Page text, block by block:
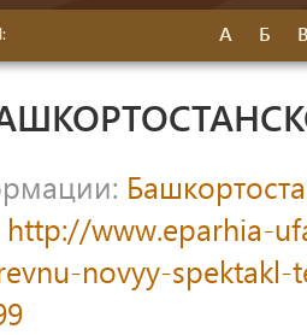
А Б
http://www.eparhia-
novyy-